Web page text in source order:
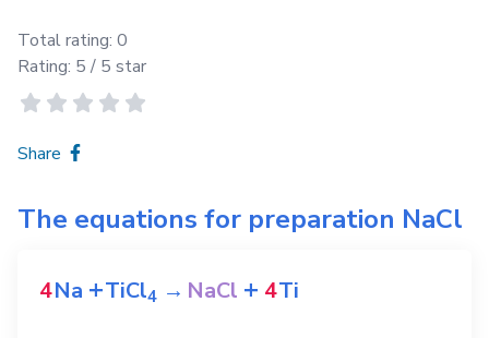
Total rating: 0
Rating: 5 / 5 star
Share
The equations for preparation NaCl
4Na +TiCl4 →NaCl + 4Ti